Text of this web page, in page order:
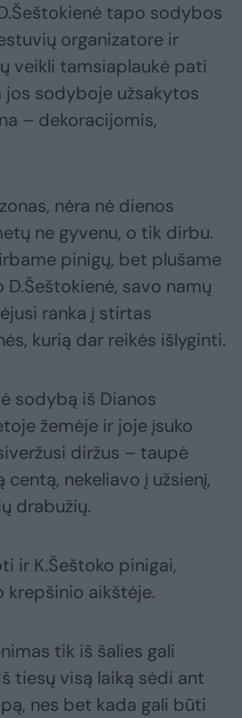
tapo sodybos
organizatore ir
veikli tamsiaplaukė pati
jos sodyboje užsakytos
– dekoracijomis,
nėra nė dienos
ne gyvenu, o tik dirbu.
pinigų, bet plušame
savo namų
ranka į stirtas
kurią dar reikės išlyginti.
sodybą iš Dianos
žemėje ir joje įsuko
diržus – taupė
nekeliavo į užsienį,
drabužių.
ir K.Šeštoko pinigai,
krepšinio aikštėje.
tik iš šalies gali
tiesų visą laiką sėdi ant
nes bet kada gali būti